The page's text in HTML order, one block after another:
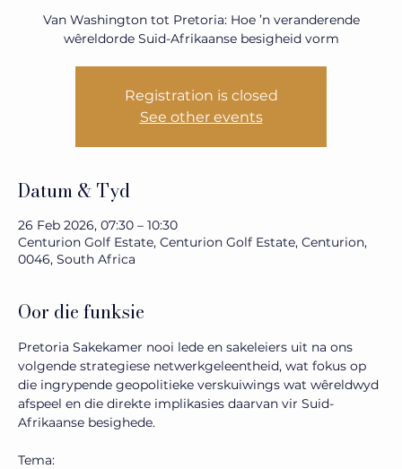
Van Washington tot Pretoria: Hoe ’n veranderende
Registration is closed
See other events
Datum & Tyd
26 Feb 2026, 07:30 – 10:30
Centurion Golf Estate, Centurion Golf Estate, Centurion,
0046, South Africa
Oor die funksie
Pretoria Sakekamer nooi lede en sakeleiers uit na ons
volgende strategiese netwerkgeleentheid, wat fokus op
die ingrypende geopolitieke verskuiwings wat wêreldwyd
afspeel en die direkte implikasies daarvan vir Suid-
Afrikaanse besighede.
Tema: